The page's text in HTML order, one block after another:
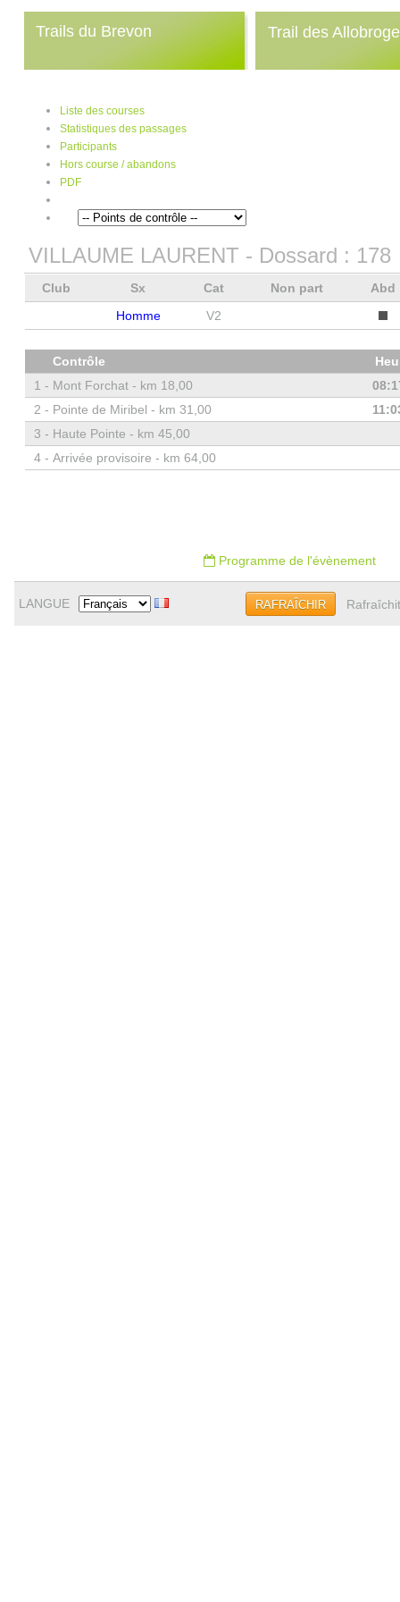
Trails du Brevon Trail des
Liste des courses
Statistiques des passages
Participants
Hors course / abandons
PDF
VILLAUME LAURENT - Dossard : 178
Club Sx Cat Non part
Abd
Homme
V2
Contrôle
1 - Mont Forchat - km 18,00
2 - Pointe de Miribel - km 31,00
3 - Haute Pointe - km 45,00
4 - Arrivée provisoire - km 64,00
Programme de l'évènement
LANGUE RAFRAÎCHIR